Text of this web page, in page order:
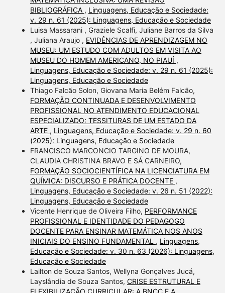
BIBLIOGRÁFICA , Linguagens, Educação e Sociedade:
v. 29 n. 61 (2025): Linguagens, Educação e Sociedade
Luisa Massarani , Graziele Scalfi, Juliane Barros da Silva
, Juliana Araujo , EVIDÊNCIAS DE APRENDIZAGEM NO
MUSEU: UM ESTUDO COM ADULTOS EM VISITA AO
MUSEU DO HOMEM AMERICANO, NO PIAUÍ ,
Linguagens, Educação e Sociedade: v. 29 n. 61 (2025):
Linguagens, Educação e Sociedade
Thiago Falcão Solon, Giovana Maria Belém Falcão,
FORMAÇÃO CONTINUADA E DESENVOLVIMENTO
PROFISSIONAL NO ATENDIMENTO EDUCACIONAL
ESPECIALIZADO: TESSITURAS DE UM ESTADO DA
ARTE , Linguagens, Educação e Sociedade: v. 29 n. 60
(2025): Linguagens, Educação e Sociedade
FRANCISCO MARCONCIO TARGINO DE MOURA,
CLAUDIA CHRISTINA BRAVO E SÁ CARNEIRO,
FORMAÇÃO SOCIOCIENTÍFICA NA LICENCIATURA EM
QUÍMICA: DISCURSO E PRÁTICA DOCENTE ,
Linguagens, Educação e Sociedade: v. 26 n. 51 (2022):
Linguagens, Educação e Sociedade
Vicente Henrique de Oliveira Filho, PERFORMANCE
PROFISSIONAL E IDENTIDADE DO PEDAGOGO
DOCENTE PARA ENSINAR MATEMÁTICA NOS ANOS
INICIAIS DO ENSINO FUNDAMENTAL , Linguagens,
Educação e Sociedade: v. 30 n. 63 (2026): Linguagens,
Educação e Sociedade
Lailton de Souza Santos, Wellyna Gonçalves Jucá,
Layslândia de Souza Santos, CRISE ESTRUTURAL E